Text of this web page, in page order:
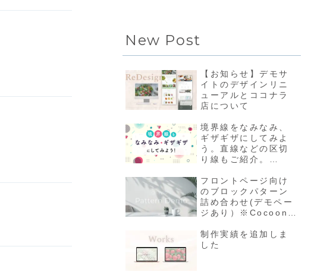
New Post
【お知らせ】デモサ
イトのデザインリニ
ューアルとココナラ
店について
境界線をなみなみ、
ギザギザにしてみよ
う。直線などの区切
り線もご紹介。
みや円弧についてプ
ラグインとCSS修正
フロントページ向け
のブロックパターン
詰め合わせ(デモペー
ジあり）※Cocoon
ート後はプラグイン
もv1.1.3以降へ
制作実績を追加しま
した